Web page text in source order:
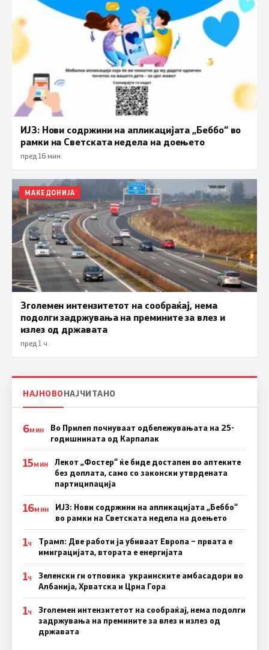
ИЈЗ: Нови содржини на апликацијата „Беббо“ во
рамки на Светската недела на доењето
пред 16 мин.
МАКЕДОНИЈА
Зголемен интензитетот на сообраќај, нема
подолги задржувања на премините за влез и
излез од државата
пред 1 ч.
НАЈНОВОНАЈЧИТАНО
6МИН
Во Прилеп почнуваат одбележувањата на 25-
годишнината од Карпалак
15МИН
Лекот „Фостер“ ќе биде достапен во аптеките
без доплата, само со законски утврдената
партиципација
16МИН
ИЈЗ: Нови содржини на апликацијата „Беббо“
во рамки на Светската недела на доењето
1Ч
Трамп: Две работи ја убиваат Европа – првата е
имиграцијата, втората е енергијата
1Ч
Зеленски ги отповика украинските амбасадори во
Албанија, Хрватска и Црна Гора
1Ч
Зголемен интензитетот на сообраќај, нема подолги
задржувања на премините за влез и излез од
државата